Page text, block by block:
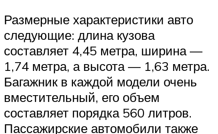
Размерные характеристики авто
следующие: длина кузова
составляет 4,45 метра, ширина —
1,74 метра, а высота — 1,63 метра.
Багажник в каждой модели очень
вместительный, его объем
составляет порядка 560 литров.
Пассажирские автомобили также